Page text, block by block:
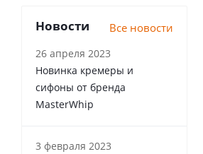
Новости Все новости
26 апреля 2023
Новинка кремеры и
сифоны от бренда
MasterWhip
3 февраля 2023